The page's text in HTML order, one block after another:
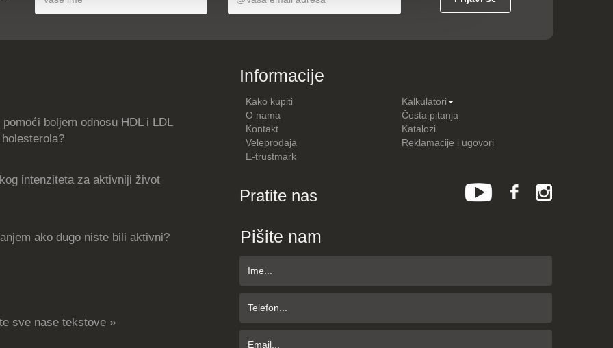
boljem odnosu HDL i LDL
holesterola?
intenziteta za aktivniji život
ako dugo niste bili aktivni?
sve nase tekstove »
Informacije
Kako kupiti
Kalkulatori
O nama
Česta pitanja
Kontakt
Katalozi
Veleprodaja
Reklamacije i ugovori
E-trustmark
Pratite nas
Pišite nam